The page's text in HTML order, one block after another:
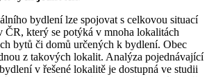
bydlení lze spojovat s celkovou situací
ČR, který se potýká v mnoha lokalitách
bytů či domů určených k bydlení. Obec
z takových lokalit. Analýza pojednávající
v řešené lokalitě je dostupná ve studii